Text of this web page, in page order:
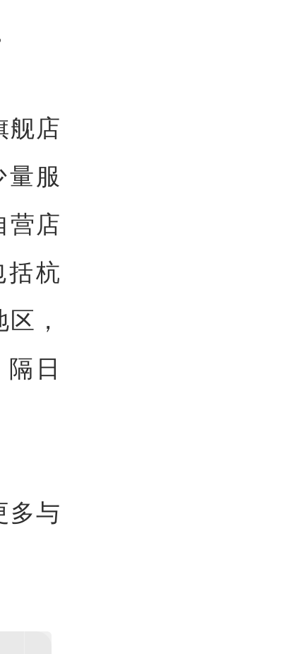
舰店
服
营店
杭
，
日
多与